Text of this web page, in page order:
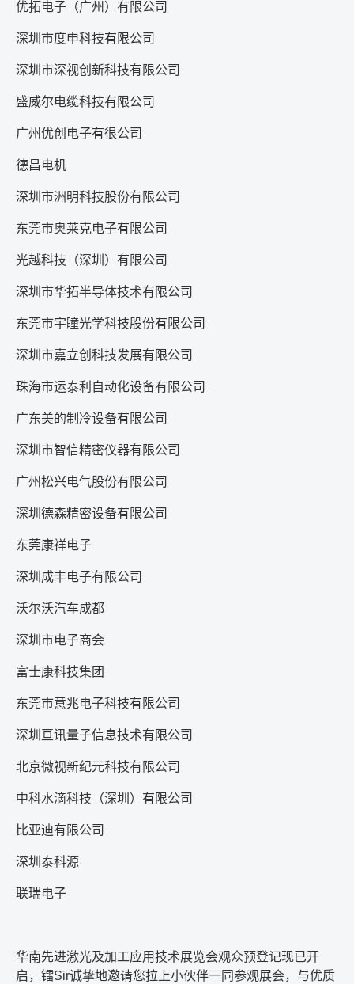
优拓电子（广州）有限公司
深圳市度申科技有限公司
深圳市深视创新科技有限公司
盛威尔电缆科技有限公司
广州优创电子有很公司
德昌电机
深圳市洲明科技股份有限公司
东莞市奥莱克电子有限公司
光越科技（深圳）有限公司
深圳市华拓半导体技术有限公司
东莞市宇瞳光学科技股份有限公司
深圳市嘉立创科技发展有限公司
珠海市运泰利自动化设备有限公司
广东美的制冷设备有限公司
深圳市智信精密仪器有限公司
广州松兴电气股份有限公司
深圳德森精密设备有限公司
东莞康祥电子
深圳成丰电子有限公司
沃尔沃汽车成都
深圳市电子商会
富士康科技集团
东莞市意兆电子科技有限公司
深圳亘讯量子信息技术有限公司
北京微视新纪元科技有限公司
中科水滴科技（深圳）有限公司
比亚迪有限公司
深圳泰科源
联瑞电子
华南先进激光及加工应用技术展览会观众预登记现已开
启，镭Sir诚挚地邀请您拉上小伙伴一同参观展会，与优质